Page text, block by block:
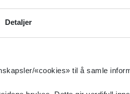
Detaljer
«cookies» til å samle